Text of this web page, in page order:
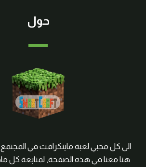
حول
الى كل محبي لعبة ماينكرافت في
هنا معنا في هذه الصفحة, لمتابعة كل